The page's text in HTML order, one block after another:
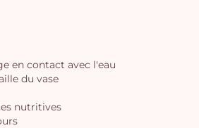
en contact avec l'eau
du vase
nutritives